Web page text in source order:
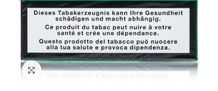
Zum Vergrössern anklicken